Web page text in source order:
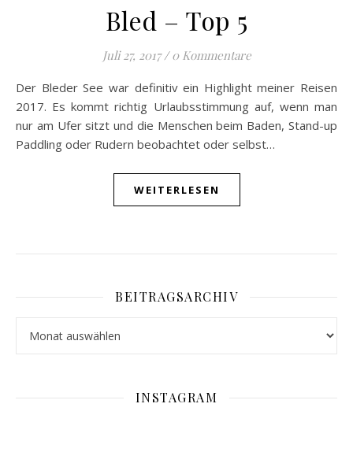
Bled – Top 5
Juli 27, 2017 / 0 Kommentare
Der Bleder See war definitiv ein Highlight meiner Reisen
2017. Es kommt richtig Urlaubsstimmung auf, wenn man
nur am Ufer sitzt und die Menschen beim Baden, Stand-up
Paddling oder Rudern beobachtet oder selbst…
WEITERLESEN
BEITRAGSARCHIV
INSTAGRAM